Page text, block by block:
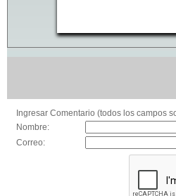
Ingresar Comentario (todos los campos
Nombre:
Correo: